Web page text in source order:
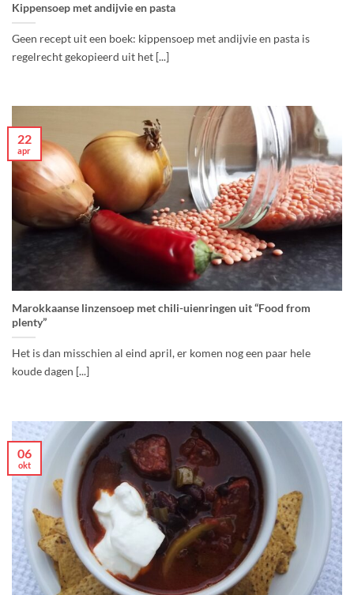
Kippensoep met andijvie en pasta
Geen recept uit een boek: kippensoep met andijvie en pasta is
regelrecht gekopieerd uit het [...]
Marokkaanse linzensoep met chili-uienringen uit “Food from
plenty”
Het is dan misschien al eind april, er komen nog een paar hele
koude dagen [...]
22
apr
06
okt